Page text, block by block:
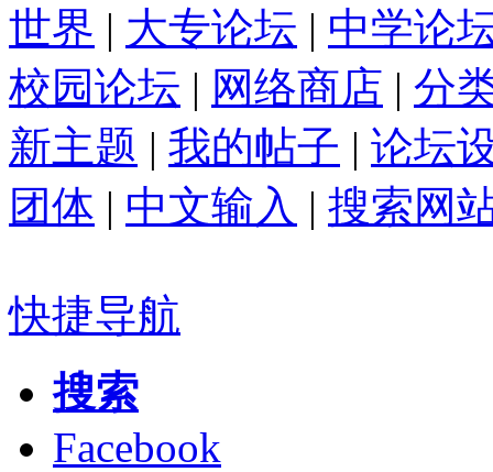
世界 | 大专论坛 | 中学论
校园论坛 | 网络商店 | 分
新主题 | 我的帖子 | 论坛
团体 | 中文输入 | 搜索网
快捷导航
搜索
Facebook